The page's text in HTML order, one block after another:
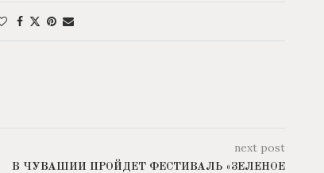
next post
В ЧУВАШИИ ПРОЙДЕТ ФЕСТИВАЛЬ «ЗЕЛЕНОЕ